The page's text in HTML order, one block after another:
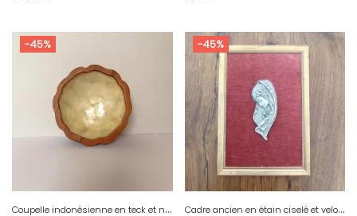
-45%
C
oupelle indonésienne en teck et nacre
-45%
C
adre ancien en étain ciselé et velours